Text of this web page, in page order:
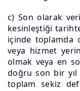
c) Son olarak
kesinleştiği
içinde toplamda
veya hizmet
olmak veya en
doğru son bir
toplam sekiz